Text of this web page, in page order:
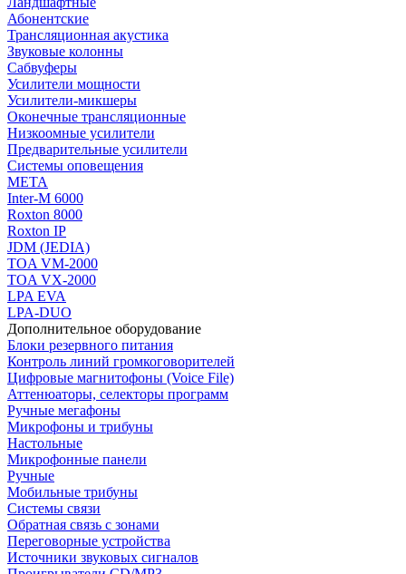
Абонентские
Трансляционная акустика
Звуковые колонны
Сабвуферы
Усилители мощности
Усилители-микшеры
Оконечные трансляционные
Низкоомные усилители
Предварительные усилители
Системы оповещения
МЕТА
Inter-M 6000
Roxton 8000
Roxton IP
JDM (JEDIA)
TOA VM-2000
TOA VX-2000
LPA EVA
LPA-DUO
Дополнительное оборудование
Блоки резервного питания
Контроль линий громкоговорителей
Цифровые магнитофоны (Voice File)
Аттенюаторы, селекторы программ
Ручные мегафоны
Микрофоны и трибуны
Настольные
Микрофонные панели
Ручные
Мобильные трибуны
Системы связи
Обратная связь с зонами
Переговорные устройства
Источники звуковых сигналов